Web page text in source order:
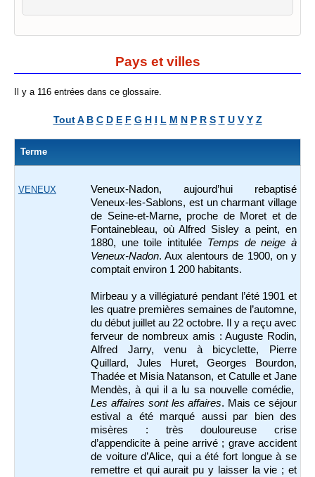
Pays et villes
Il y a 116 entrées dans ce glossaire.
Tout A B C D E F G H I L M N P R S T U V Y Z
Terme
VENEUX
Veneux-Nadon, aujourd’hui rebaptisé
Veneux-les-Sablons, est un charmant village
de Seine-et-Marne, proche de Moret et de
Fontainebleau, où Alfred Sisley a peint, en
1880, une toile intitulée Temps de neige à
Veneux-Nadon. Aux alentours de 1900, on y
comptait environ 1 200 habitants.
Mirbeau y a villégiaturé pendant l’été 1901 et
les quatre premières semaines de l’automne,
du début juillet au 22 octobre. Il y a reçu avec
ferveur de nombreux amis : Auguste Rodin,
Alfred Jarry, venu à bicyclette, Pierre
Quillard, Jules Huret, Georges Bourdon,
Thadée et Misia Natanson, et Catulle et Jane
Mendès, à qui il a lu sa nouvelle comédie,
Les affaires sont les affaires. Mais ce séjour
estival a été marqué aussi par bien des
misères : très douloureuse crise
d’appendicite à peine arrivé ; grave accident
de voiture d’Alice, qui a été fort longue à se
remettre et qui aurait pu y laisser la vie ; et